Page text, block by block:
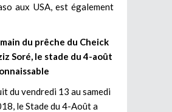
aux USA, est également
du prêche du Cheick
Soré, le stade du 4-août
du vendredi 13 au samedi
le Stade du 4-Août a